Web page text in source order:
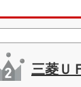
三菱Ｕ